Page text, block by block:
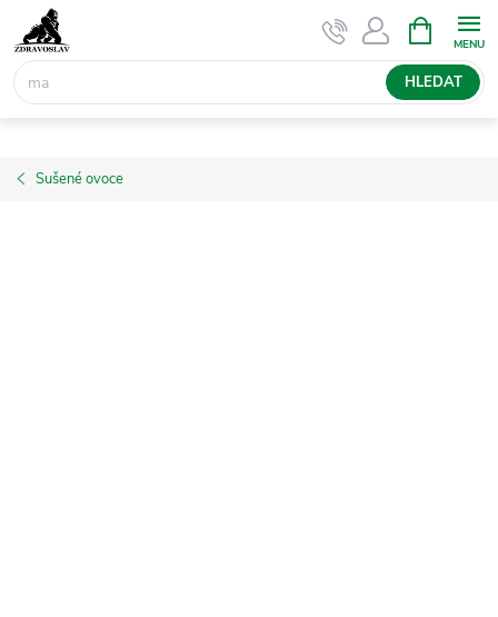
na
obsah
HLEDAT
NÁKUPNÍ
KOŠÍK
Sušené ovoce